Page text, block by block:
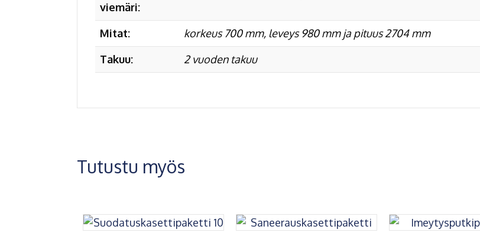
viemäri:
Mitat:
korkeus 700 mm, leveys 980 mm ja pituus 2704 mm
Takuu:
2 vuoden takuu
Tutustu myös